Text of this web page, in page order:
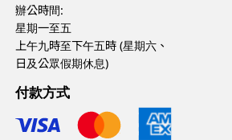
辦公時間:
星期一至五
上午九時至下午五時 (星期六、
日及公眾假期休息)
付款方式